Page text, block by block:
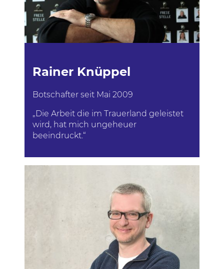
Rainer Knüppel
Botschafter seit Mai 2009
„Die Arbeit die im Trauerland geleistet
wird, hat mich ungeheuer
beeindruckt.“